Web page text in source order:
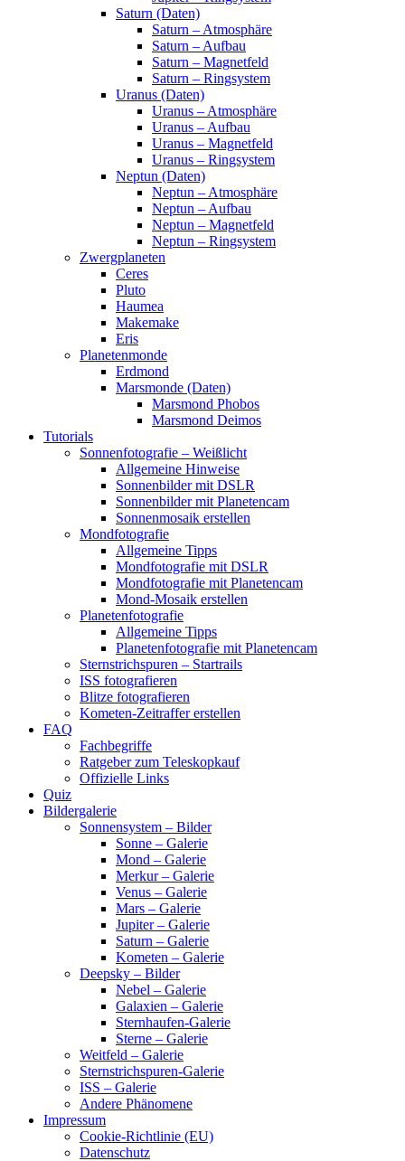
Saturn (Daten)
Saturn – Atmosphäre
Saturn – Aufbau
Saturn – Magnetfeld
Saturn – Ringsystem
Uranus (Daten)
Uranus – Atmosphäre
Uranus – Aufbau
Uranus – Magnetfeld
Uranus – Ringsystem
Neptun (Daten)
Neptun – Atmosphäre
Neptun – Aufbau
Neptun – Magnetfeld
Neptun – Ringsystem
Zwergplaneten
Ceres
Pluto
Haumea
Makemake
Eris
Planetenmonde
Erdmond
Marsmonde (Daten)
Marsmond Phobos
Marsmond Deimos
Tutorials
Sonnenfotografie – Weißlicht
Allgemeine Hinweise
Sonnenbilder mit DSLR
Sonnenbilder mit Planetencam
Sonnenmosaik erstellen
Mondfotografie
Allgemeine Tipps
Mondfotografie mit DSLR
Mondfotografie mit Planetencam
Mond-Mosaik erstellen
Planetenfotografie
Allgemeine Tipps
Planetenfotografie mit Planetencam
Sternstrichspuren – Startrails
ISS fotografieren
Blitze fotografieren
Kometen-Zeitraffer erstellen
FAQ
Fachbegriffe
Ratgeber zum Teleskopkauf
Offizielle Links
Quiz
Bildergalerie
Sonnensystem – Bilder
Sonne – Galerie
Mond – Galerie
Merkur – Galerie
Venus – Galerie
Mars – Galerie
Jupiter – Galerie
Saturn – Galerie
Kometen – Galerie
Deepsky – Bilder
Nebel – Galerie
Galaxien – Galerie
Sternhaufen-Galerie
Sterne – Galerie
Weitfeld – Galerie
Sternstrichspuren-Galerie
ISS – Galerie
Andere Phänomene
Impressum
Cookie-Richtlinie (EU)
Datenschutz